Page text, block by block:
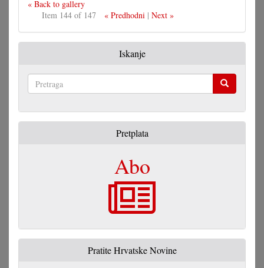
« Back to gallery
Item 144 of 147
« Predhodni| Next »
Iskanje
Pretplata
Abo
Pratite Hrvatske Novine